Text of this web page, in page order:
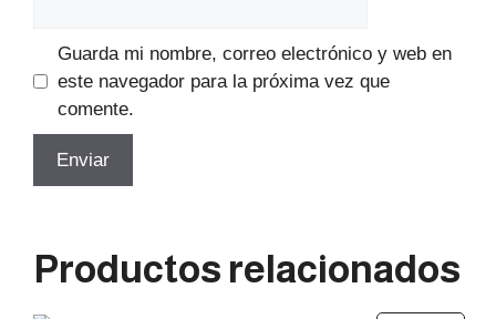
Guarda mi nombre, correo electrónico y web en
este navegador para la próxima vez que
comente.
Productos relacionados